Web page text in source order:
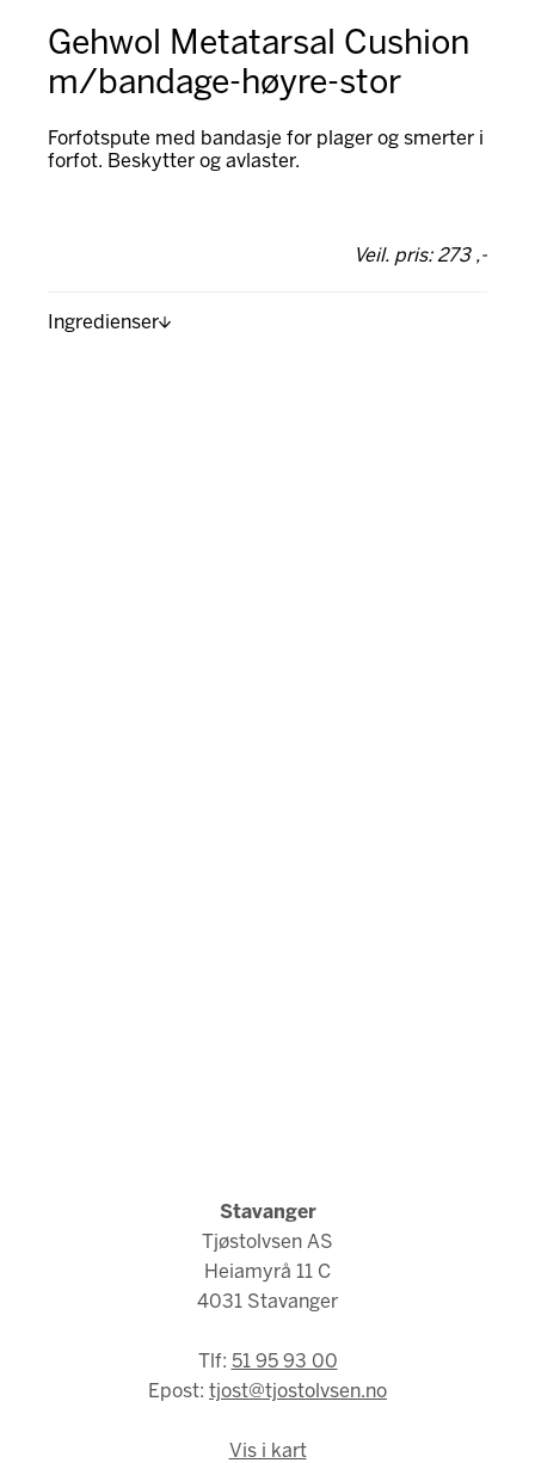
Gehwol Metatarsal Cushion
m/bandage-høyre-stor
Forfotspute med bandasje for plager og smerter i
forfot. Beskytter og avlaster.
Veil. pris: 273 ,-
Ingredienser
Stavanger
Tjøstolvsen AS
Heiamyrå 11 C
4031 Stavanger
Tlf: 51 95 93 00
Epost: tjost@tjostolvsen.no
Vis i kart